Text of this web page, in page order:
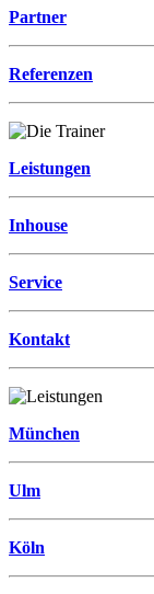
Partner
Referenzen
Leistungen
Inhouse
Service
Kontakt
München
Ulm
Köln